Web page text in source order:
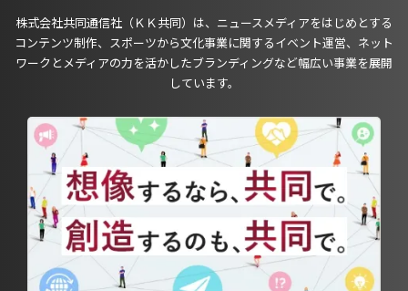
株式会社共同通信社（ＫＫ共同）は、ニュースメディアをはじめとする
コンテンツ制作、スポーツから文化事業に関するイベント運営、ネット
ワークとメディアの力を活かしたブランディングなど幅広い事業を展開
しています。